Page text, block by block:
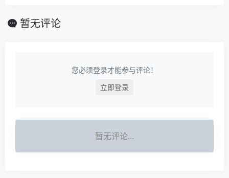
暂无评论
您必须登录才能参与评论！
立即登录
暂无评论...